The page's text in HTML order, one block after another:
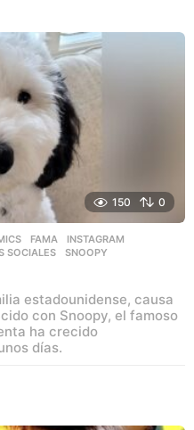
150 0
,FAMA ,INSTAGRAM
SOCIALES ,SNOOPY
estadounidense, causa
con Snoopy, el famoso
ha crecido
días.